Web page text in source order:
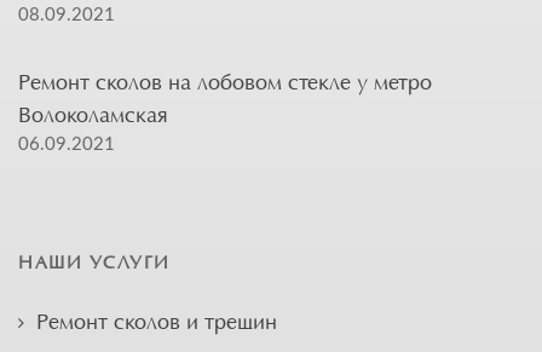
08.09.2021
Ремонт сколов на лобовом стекле у метро
Волоколамская
06.09.2021
НАШИ УСЛУГИ
Ремонт сколов и трещин